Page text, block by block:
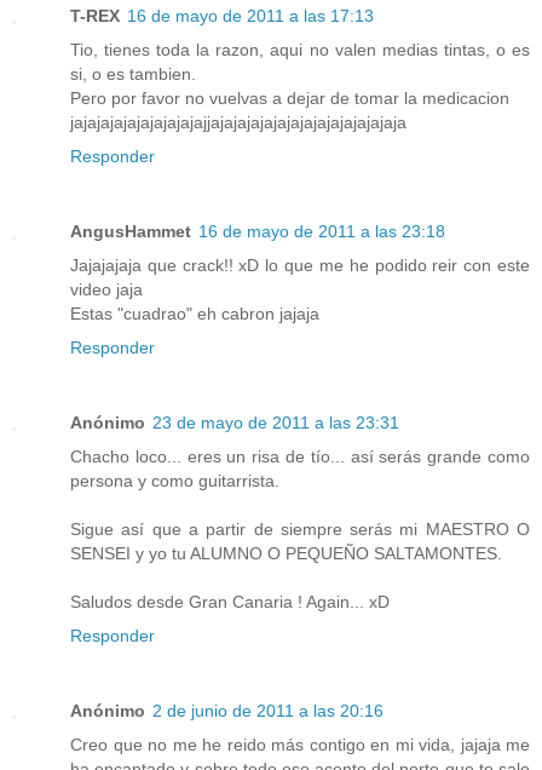
T-REX 16 de mayo de 2011 a las 17:13
Tio, tienes toda la razon, aqui no valen medias tintas, o es
si, o es tambien.
Pero por favor no vuelvas a dejar de tomar la medicacion
jajajajajajajajajajajjajajajajajajajajajajajajajaja
Responder
AngusHammet 16 de mayo de 2011 a las 23:18
Jajajajaja que crack!! xD lo que me he podido reir con este
video jaja
Estas "cuadrao" eh cabron jajaja
Responder
Anónimo 23 de mayo de 2011 a las 23:31
Chacho loco... eres un risa de tío... así serás grande como
persona y como guitarrista.
Sigue así que a partir de siempre serás mi MAESTRO O
SENSEI y yo tu ALUMNO O PEQUEÑO SALTAMONTES.
Saludos desde Gran Canaria ! Again... xD
Responder
Anónimo 2 de junio de 2011 a las 20:16
Creo que no me he reido más contigo en mi vida, jajaja me